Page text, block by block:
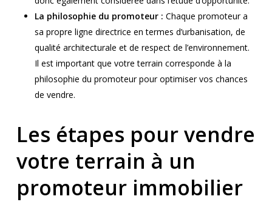
La philosophie du promoteur : Chaque promoteur a
sa propre ligne directrice en termes d’urbanisation, de
qualité architecturale et de respect de l’environnement.
Il est important que votre terrain corresponde à la
philosophie du promoteur pour optimiser vos chances
de vendre.
Les étapes pour vendre
votre terrain à un
promoteur immobilier